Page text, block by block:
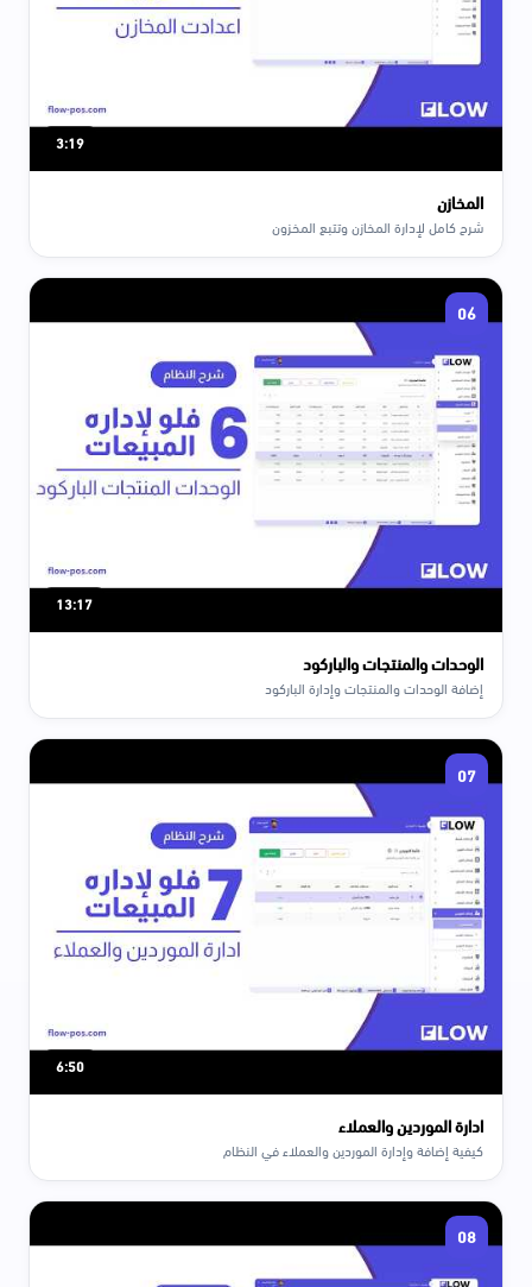
3:19
المخازن
شرح كامل لإدارة المخازن وتتبع المخزون
13:17
06
الوحدات والمنتجات والباركود
إضافة الوحدات والمنتجات وإدارة الباركود
6:50
07
ادارة الموردين والعملاء
كيفية إضافة وإدارة الموردين والعملاء في النظام
08